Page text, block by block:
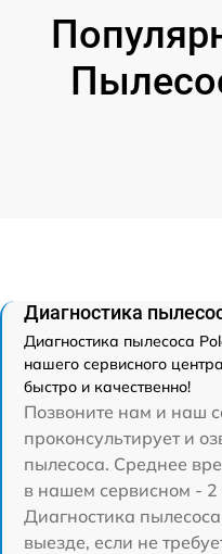
Диагностика
Диагностика пылесоса
нашего сервисного
быстро и качественно!
Позвоните нам и наш
проконсультирует и
пылесоса. Среднее
в нашем сервисном - 2
Диагностика
выезде, если не